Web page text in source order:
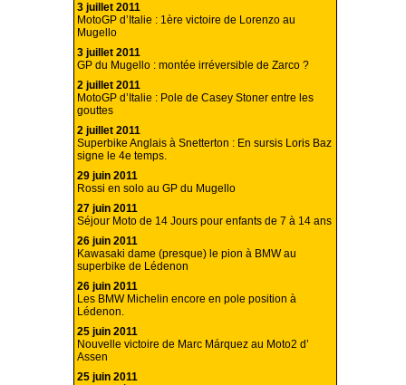
3 juillet 2011
MotoGP d’Italie : 1ère victoire de Lorenzo au
Mugello
3 juillet 2011
GP du Mugello : montée irréversible de Zarco ?
2 juillet 2011
MotoGP d’Italie : Pole de Casey Stoner entre les
gouttes
2 juillet 2011
Superbike Anglais à Snetterton : En sursis Loris Baz
signe le 4e temps.
29 juin 2011
Rossi en solo au GP du Mugello
27 juin 2011
Séjour Moto de 14 Jours pour enfants de 7 à 14 ans
26 juin 2011
Kawasaki dame (presque) le pion à BMW au
superbike de Lédenon
26 juin 2011
Les BMW Michelin encore en pole position à
Lédenon.
25 juin 2011
Nouvelle victoire de Marc Márquez au Moto2 d’
Assen
25 juin 2011